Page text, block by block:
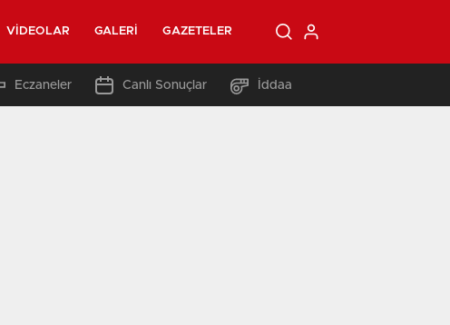
VIDEOLAR GALERI GAZETELER
Eczaneler Canlı Sonuçlar İddaa